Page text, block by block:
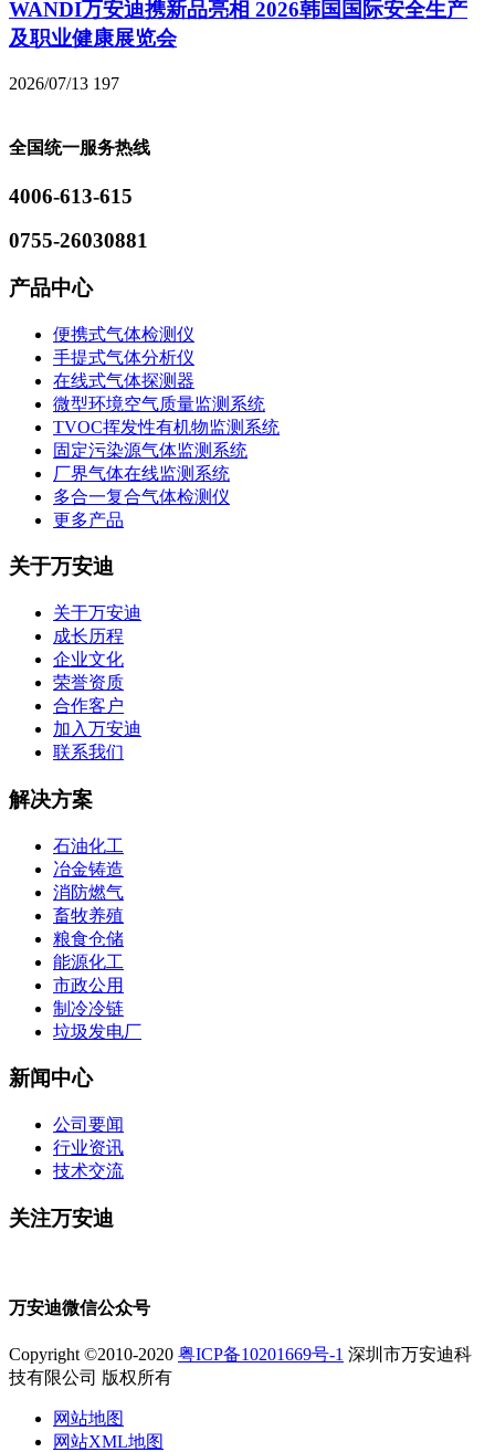
WANDI万安迪携新品亮相 2026韩国国际安全生产
及职业健康展览会
2026/07/13 197
全国统一服务热线
4006-613-615
0755-26030881
产品中心
便携式气体检测仪
手提式气体分析仪
在线式气体探测器
微型环境空气质量监测系统
TVOC挥发性有机物监测系统
固定污染源气体监测系统
厂界气体在线监测系统
多合一复合气体检测仪
更多产品
关于万安迪
关于万安迪
成长历程
企业文化
荣誉资质
合作客户
加入万安迪
联系我们
解决方案
石油化工
冶金铸造
消防燃气
畜牧养殖
粮食仓储
能源化工
市政公用
制冷冷链
垃圾发电厂
新闻中心
公司要闻
行业资讯
技术交流
关注万安迪
万安迪微信公众号
Copyright ©2010-2020 粤ICP备10201669号-1 深圳市万安迪科
技有限公司 版权所有
网站地图
网站XML地图